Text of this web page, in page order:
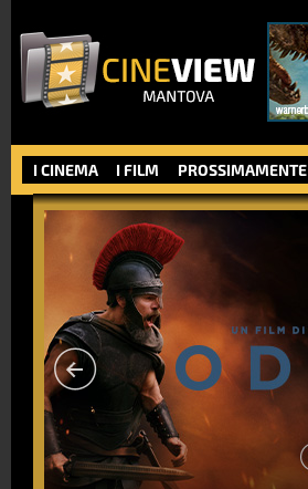
I CINEMA I FILM PROSSIMAMENTE